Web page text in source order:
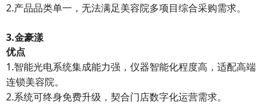
2.产品品类单一，无法满足美容院多项目综合采购需求。
3.金豪漾
优点
1.智能光电系统集成能力强，仪器智能化程度高，适配高端
连锁美容院。
2.系统可终身免费升级，契合门店数字化运营需求。